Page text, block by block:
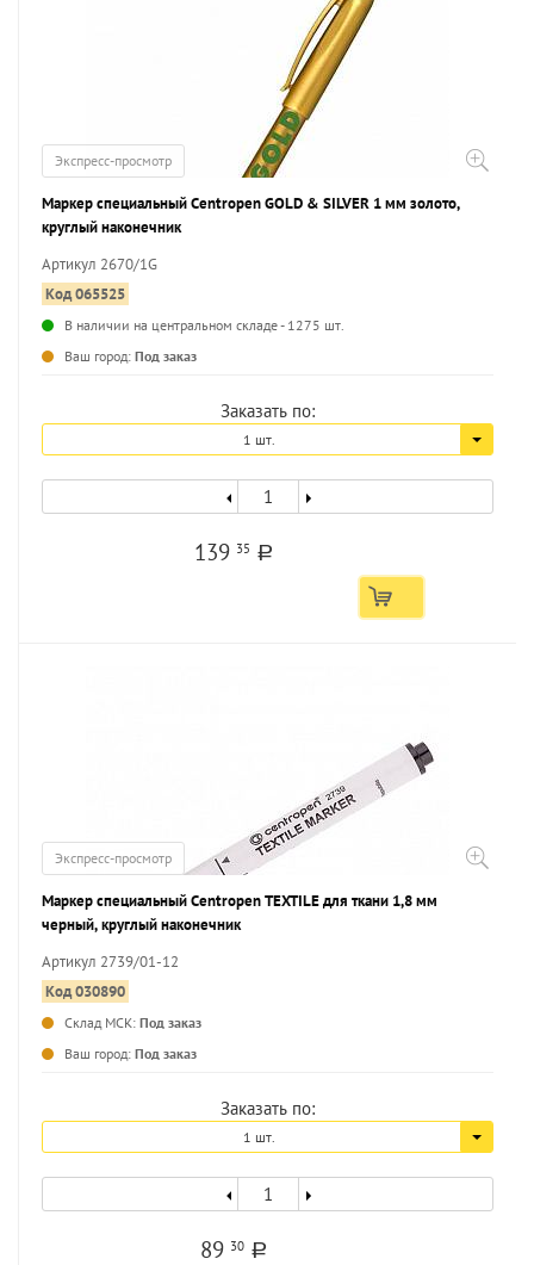
Экспресс-просмотр
Маркер специальный Centropen GOLD & SILVER 1 мм золото,
круглый наконечник
Артикул 2670/1G
Код 065525
В наличии на центральном складе - 1275 шт.
Ваш город: Под заказ
Заказать по:
1 шт.
139 35 a
Экспресс-просмотр
Маркер специальный Centropen TEXTILE для ткани 1,8 мм
черный, круглый наконечник
Артикул 2739/01-12
Код 030890
Склад МСК: Под заказ
Ваш город: Под заказ
Заказать по:
1 шт.
89 30 a